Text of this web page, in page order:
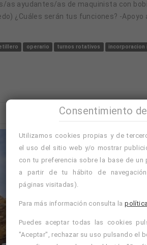
¿Cuáles serán tus funciones? -
operario turnos rotativos incorporacion
Consentimiento
Utilizamos cookies propias y de
el uso del sitio web y/o mostrar
con tu preferencia sobre la base de un
a partir de tu hábito de
páginas visitadas).
Para más información consulta la
Puedes aceptar todas las cookies
"Aceptar", rechazar su uso pulsando el